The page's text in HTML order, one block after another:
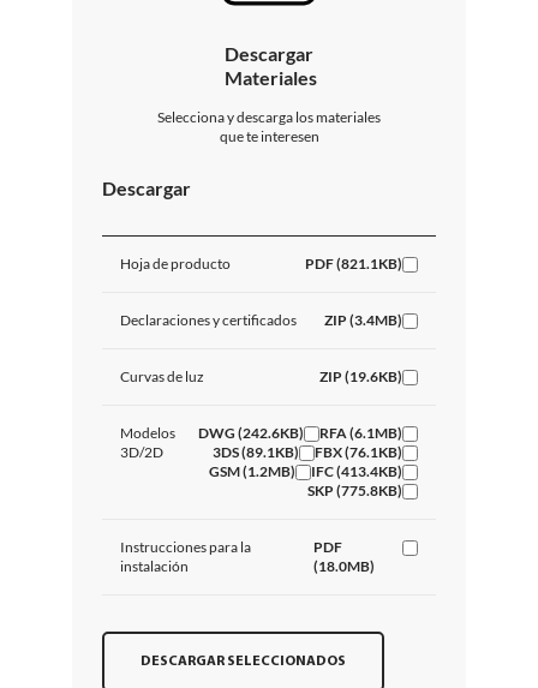
Descargar
Materiales
Selecciona y descarga los materiales
que te interesen
Descargar
Hoja de producto PDF (821.1KB)
Declaraciones y certificados ZIP (3.4MB)
Curvas de luz ZIP (19.6KB)
Modelos
3D/2D
DWG (242.6KB)
RFA (6.1MB)
3DS (89.1KB)
FBX (76.1KB)
GSM (1.2MB)
IFC (413.4KB)
SKP (775.8KB)
Instrucciones para la
instalación
PDF
(18.0MB)
DESCARGAR SELECCIONADOS